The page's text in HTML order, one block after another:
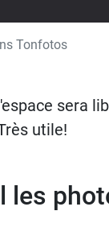
Tonfotos
sera
utile!
les